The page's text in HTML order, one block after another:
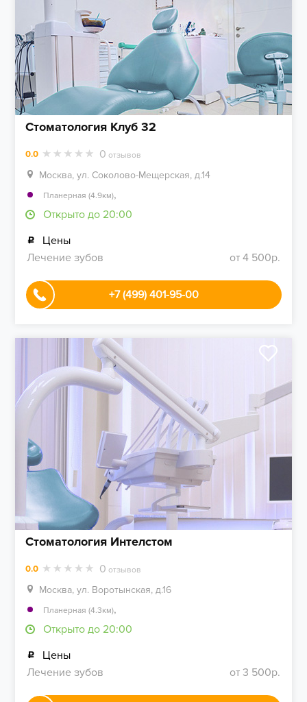
Стоматология Клуб 32
0.0 0 отзывов
Москва, ул. Соколово-Мещерская, д.14
Планерная (4.9км),
Открыто до 20:00
Цены
Лечение зубов
от 4 500р.
+7 (499) 401-95-00
Стоматология Интелстом
0.0 0 отзывов
Москва, ул. Воротынская, д.16
Планерная (4.3км),
Открыто до 20:00
Цены
Лечение зубов
от 3 500р.